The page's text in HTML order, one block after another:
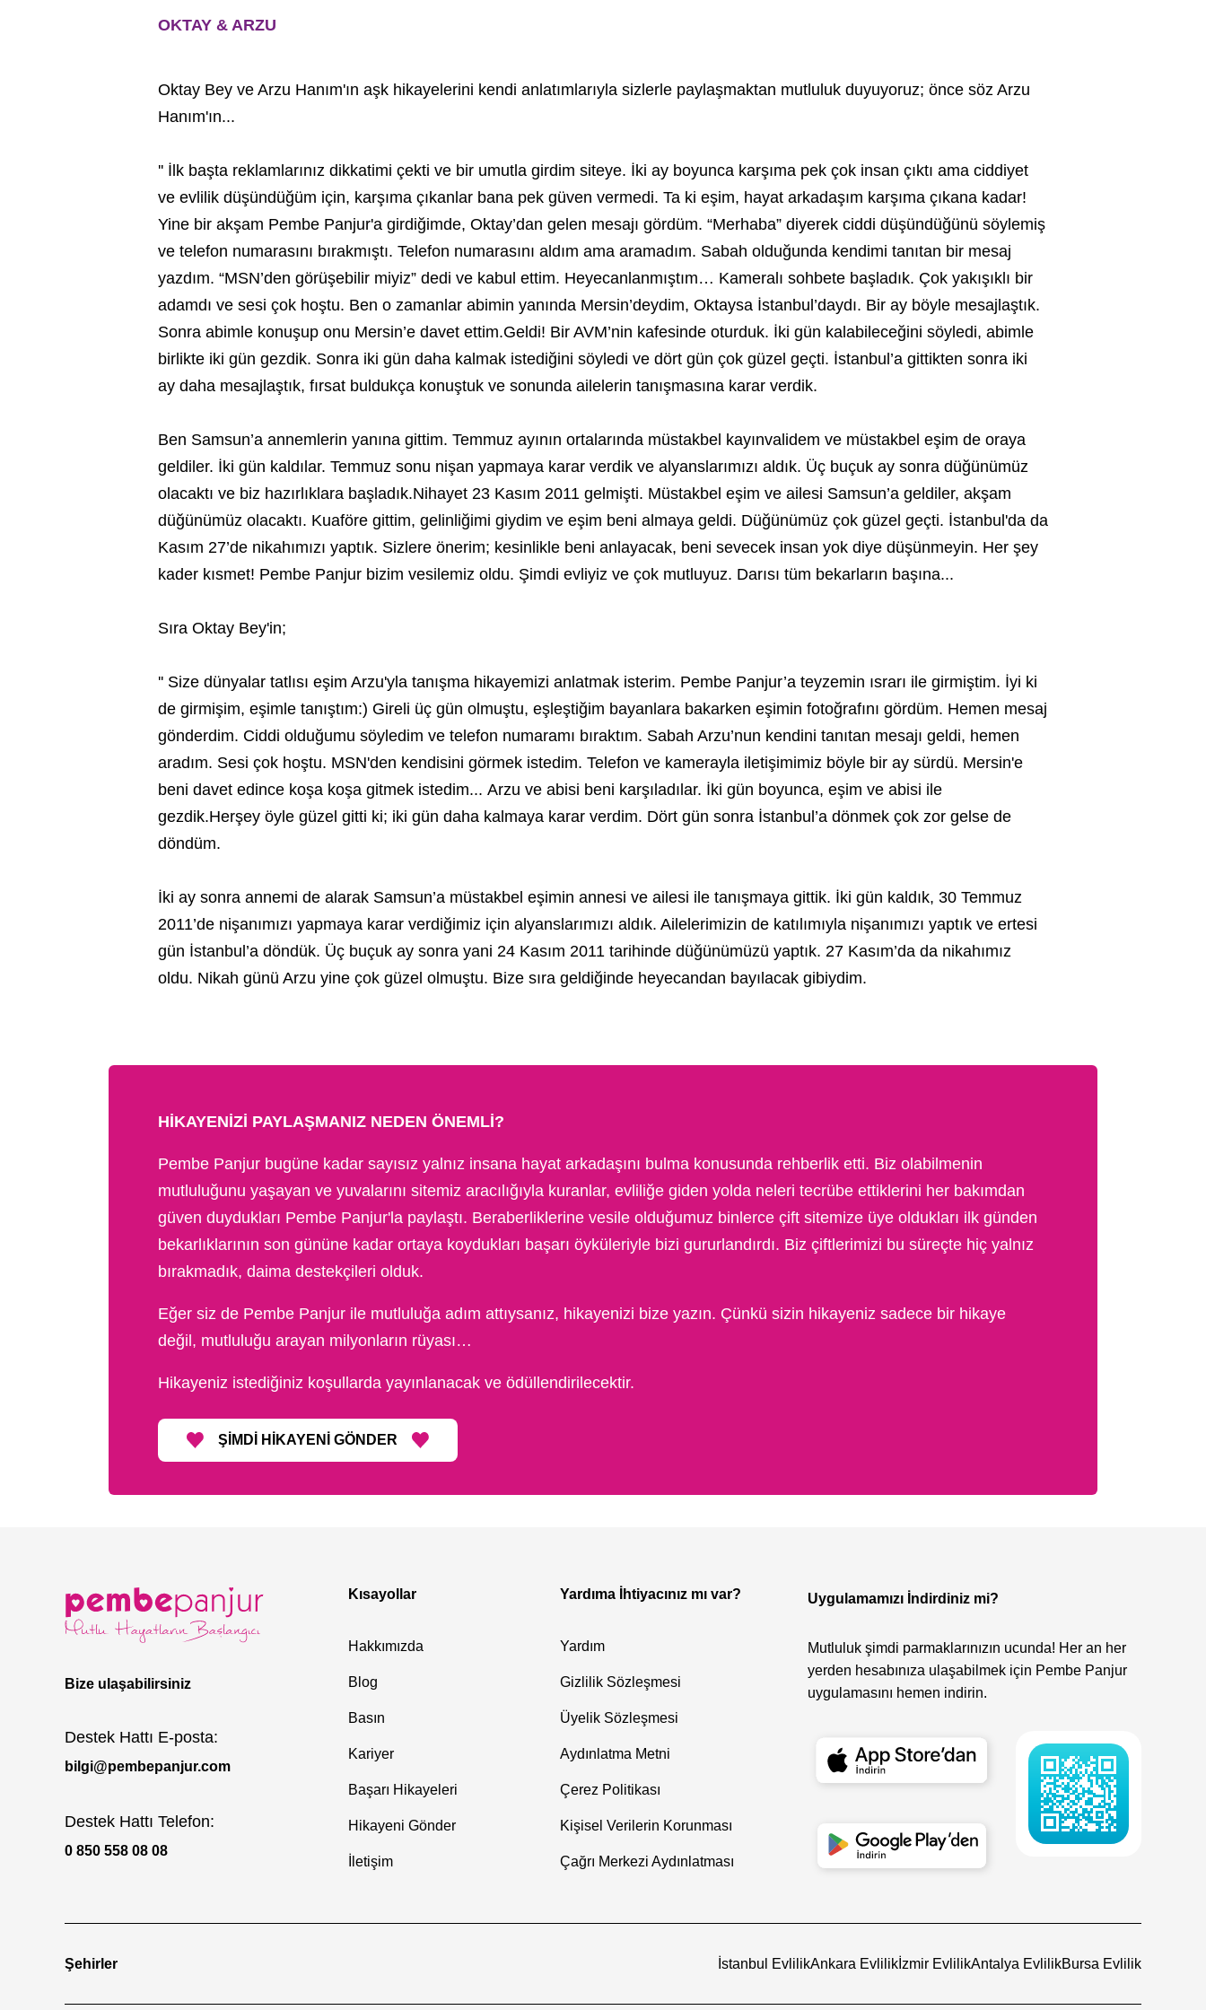
OKTAY & ARZU
Oktay Bey ve Arzu Hanım'ın aşk hikayelerini kendi anlatımlarıyla sizlerle paylaşmaktan mutluluk duyuyoruz; önce söz Arzu
Hanım'ın...
'' İlk başta reklamlarınız dikkatimi çekti ve bir umutla girdim siteye. İki ay boyunca karşıma pek çok insan çıktı ama ciddiyet
ve evlilik düşündüğüm için, karşıma çıkanlar bana pek güven vermedi. Ta ki eşim, hayat arkadaşım karşıma çıkana kadar!
Yine bir akşam Pembe Panjur'a girdiğimde, Oktay’dan gelen mesajı gördüm. “Merhaba” diyerek ciddi düşündüğünü söylemiş
ve telefon numarasını bırakmıştı. Telefon numarasını aldım ama aramadım. Sabah olduğunda kendimi tanıtan bir mesaj
yazdım. “MSN’den görüşebilir miyiz” dedi ve kabul ettim. Heyecanlanmıştım… Kameralı sohbete başladık. Çok yakışıklı bir
adamdı ve sesi çok hoştu. Ben o zamanlar abimin yanında Mersin’deydim, Oktaysa İstanbul’daydı. Bir ay böyle mesajlaştık.
Sonra abimle konuşup onu Mersin’e davet ettim.Geldi! Bir AVM’nin kafesinde oturduk. İki gün kalabileceğini söyledi, abimle
birlikte iki gün gezdik. Sonra iki gün daha kalmak istediğini söyledi ve dört gün çok güzel geçti. İstanbul’a gittikten sonra iki
ay daha mesajlaştık, fırsat buldukça konuştuk ve sonunda ailelerin tanışmasına karar verdik.
Ben Samsun’a annemlerin yanına gittim. Temmuz ayının ortalarında müstakbel kayınvalidem ve müstakbel eşim de oraya
geldiler. İki gün kaldılar. Temmuz sonu nişan yapmaya karar verdik ve alyanslarımızı aldık. Üç buçuk ay sonra düğünümüz
olacaktı ve biz hazırlıklara başladık.Nihayet 23 Kasım 2011 gelmişti. Müstakbel eşim ve ailesi Samsun’a geldiler, akşam
düğünümüz olacaktı. Kuaföre gittim, gelinliğimi giydim ve eşim beni almaya geldi. Düğünümüz çok güzel geçti. İstanbul'da da
Kasım 27’de nikahımızı yaptık. Sizlere önerim; kesinlikle beni anlayacak, beni sevecek insan yok diye düşünmeyin. Her şey
kader kısmet! Pembe Panjur bizim vesilemiz oldu. Şimdi evliyiz ve çok mutluyuz. Darısı tüm bekarların başına...
Sıra Oktay Bey'in;
'' Size dünyalar tatlısı eşim Arzu'yla tanışma hikayemizi anlatmak isterim. Pembe Panjur’a teyzemin ısrarı ile girmiştim. İyi ki
de girmişim, eşimle tanıştım:) Gireli üç gün olmuştu, eşleştiğim bayanlara bakarken eşimin fotoğrafını gördüm. Hemen mesaj
gönderdim. Ciddi olduğumu söyledim ve telefon numaramı bıraktım. Sabah Arzu’nun kendini tanıtan mesajı geldi, hemen
aradım. Sesi çok hoştu. MSN'den kendisini görmek istedim. Telefon ve kamerayla iletişimimiz böyle bir ay sürdü. Mersin'e
beni davet edince koşa koşa gitmek istedim... Arzu ve abisi beni karşıladılar. İki gün boyunca, eşim ve abisi ile
gezdik.Herşey öyle güzel gitti ki; iki gün daha kalmaya karar verdim. Dört gün sonra İstanbul’a dönmek çok zor gelse de
döndüm.
İki ay sonra annemi de alarak Samsun’a müstakbel eşimin annesi ve ailesi ile tanışmaya gittik. İki gün kaldık, 30 Temmuz
2011’de nişanımızı yapmaya karar verdiğimiz için alyanslarımızı aldık. Ailelerimizin de katılımıyla nişanımızı yaptık ve ertesi
gün İstanbul’a döndük. Üç buçuk ay sonra yani 24 Kasım 2011 tarihinde düğünümüzü yaptık. 27 Kasım’da da nikahımız
oldu. Nikah günü Arzu yine çok güzel olmuştu. Bize sıra geldiğinde heyecandan bayılacak gibiydim.
HIKAYENIZI PAYLAŞMANIZ NEDEN ÖNEMLI?
Pembe Panjur bugüne kadar sayısız yalnız insana hayat arkadaşını bulma konusunda rehberlik etti. Biz olabilmenin
mutluluğunu yaşayan ve yuvalarını sitemiz aracılığıyla kuranlar, evliliğe giden yolda neleri tecrübe ettiklerini her bakımdan
güven duydukları Pembe Panjur'la paylaştı. Beraberliklerine vesile olduğumuz binlerce çift sitemize üye oldukları ilk günden
bekarlıklarının son gününe kadar ortaya koydukları başarı öyküleriyle bizi gururlandırdı. Biz çiftlerimizi bu süreçte hiç yalnız
bırakmadık, daima destekçileri olduk.
Eğer siz de Pembe Panjur ile mutluluğa adım attıysanız, hikayenizi bize yazın. Çünkü sizin hikayeniz sadece bir hikaye
değil, mutluluğu arayan milyonların rüyası…
Hikayeniz istediğiniz koşullarda yayınlanacak ve ödüllendirilecektir.
ŞIMDI HIKAYENI GÖNDER
Bize ulaşabilirsiniz
Destek Hattı E-posta:
bilgi@pembepanjur.com
Destek Hattı Telefon:
0 850 558 08 08
Kısayollar
Hakkımızda
Blog
Basın
Kariyer
Başarı Hikayeleri
Hikayeni Gönder
İletişim
Yardıma İhtiyacınız mı var?
Yardım
Gizlilik Sözleşmesi
Üyelik Sözleşmesi
Aydınlatma Metni
Çerez Politikası
Kişisel Verilerin Korunması
Çağrı Merkezi Aydınlatması
Uygulamamızı İndirdiniz mi?
Mutluluk şimdi parmaklarınızın ucunda! Her an her
yerden hesabınıza ulaşabilmek için Pembe Panjur
uygulamasını hemen indirin.
Şehirler İstanbul EvlilikAnkara Evlilik İzmir EvlilikAntalya EvlilikBursa Evlilik